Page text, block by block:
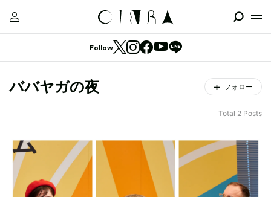
Follow
ババヤガの夜 フォロー
Total 2 Posts